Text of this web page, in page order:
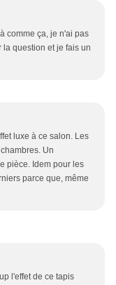
comme ça, je n'ai pas
la question et je fais un
luxe à ce salon. Les
Un
pièce. Idem pour les
parce que, même
l'effet de ce tapis